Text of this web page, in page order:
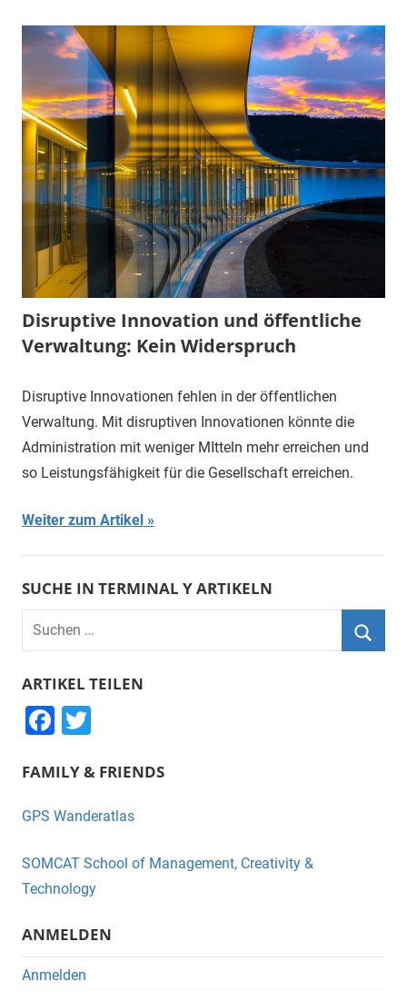
Disruptive Innovation und öffentliche
Verwaltung: Kein Widerspruch
Disruptive Innovationen fehlen in der öffentlichen
Verwaltung. Mit disruptiven Innovationen könnte die
Administration mit weniger MItteln mehr erreichen und
so Leistungsfähigkeit für die Gesellschaft erreichen.
Weiter zum Artikel
SUCHE IN TERMINAL Y ARTIKELN
Suchen
nach:
ARTIKEL TEILEN
F
c
e
o
o
k
tt
er
FAMILY & FRIENDS
GPS Wanderatlas
SOMCAT School of Management, Creativity &
Technology
ANMELDEN
Anmelden